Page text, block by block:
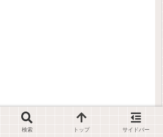
検索 トップ サイドバー